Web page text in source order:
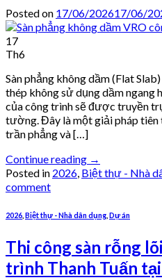
Posted on 17/06/202617/06/
17
Th6
Sàn phẳng không dầm (Flat
thép không sử dụng dầm ngang
của công trình sẽ được truyền
tường. Đây là một giải pháp
trần phẳng và […]
Continue reading →
Posted in 2026, Biệt thự - Nhà
comment
2026 Biệt thự - Nhà dân dụng Dự án
Thi công sàn rỗng
trình Thanh Tuấn